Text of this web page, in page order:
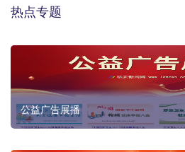
热点专题
公益广告展播